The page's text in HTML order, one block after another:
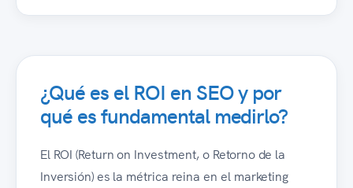
¿Qué es el ROI en SEO y por
qué es fundamental medirlo?
El ROI (Return on Investment, o Retorno de la
Inversión) es la métrica reina en el marketing